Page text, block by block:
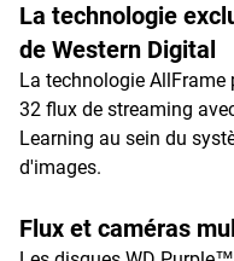
La technologie
de Western Digital
La technologie AllFrame
32 flux de streaming
Learning au sein du
d'images.
Flux et caméras